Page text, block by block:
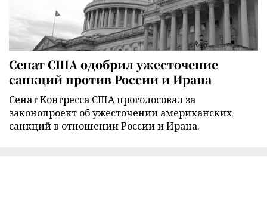
Сенат США одобрил ужесточение
санкций против России и Ирана
Сенат Конгресса США проголосовал за
законопроект об ужесточении американских
санкций в отношении России и Ирана.